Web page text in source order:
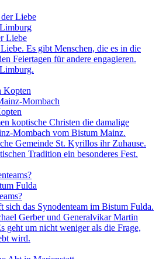
Liebe
Es gibt Menschen, die es in die
Feiertagen für andere engagieren.
Mombach
koptische Christen die damalige
Mombach vom Bistum Mainz.
Gemeinde St. Kyrillos ihr Zuhause.
Tradition ein besonderes Fest.
Fulda
sich das Synodenteam im Bistum Fulda.
Gerber und Generalvikar Martin
geht um nicht weniger als die Frage,
wird.